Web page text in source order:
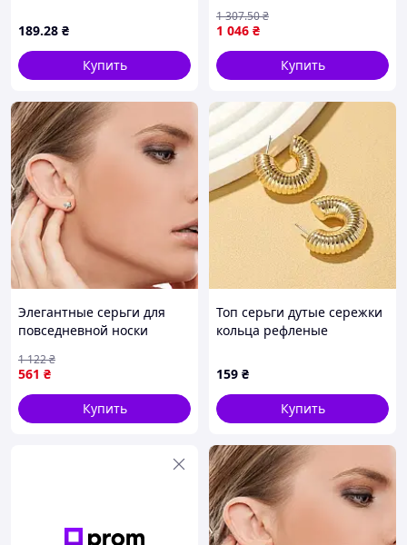
кристалами" 1,6см (325078)
189.28 ₴
Купить
1 046 ₴
1 307.50₴
Купить
Элегантные серьги для
повседневной носки
чувствительных ушей PG-
75
561 ₴
1 122₴
Купить
Топ серьги дутые сережки
кольца рефленые
мода
159 ₴
Купить